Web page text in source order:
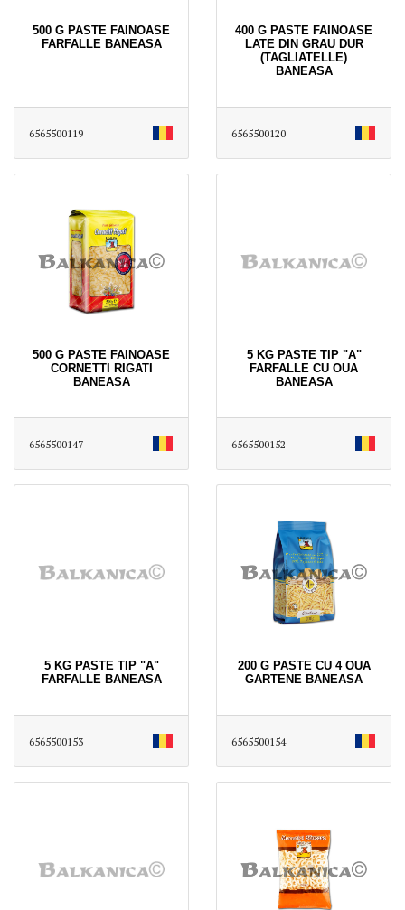
500 G PASTE FAINOASE
FARFALLE BANEASA
6565500119
400 G PASTE FAINOASE
LATE DIN GRAU DUR
(TAGLIATELLE)
BANEASA
6565500120
500 G PASTE FAINOASE
CORNETTI RIGATI
BANEASA
6565500147
5 KG PASTE TIP "A"
FARFALLE CU OUA
BANEASA
6565500152
5 KG PASTE TIP "A"
FARFALLE BANEASA
6565500153
200 G PASTE CU 4 OUA
GARTENE BANEASA
6565500154